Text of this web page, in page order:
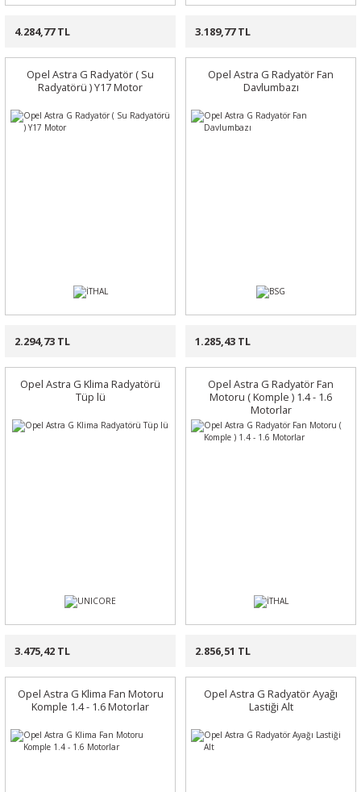
4.284,77 TL 3.189,77 TL
Opel Astra G Radyatör ( Su
Radyatörü ) Y17 Motor
2.294,73 TL
Opel Astra G Radyatör Fan
Davlumbazı
1.285,43 TL
Opel Astra G Klima Radyatörü
Tüp lü
3.475,42 TL
Opel Astra G Radyatör Fan
Motoru ( Komple ) 1.4 - 1.6
Motorlar
2.856,51 TL
Opel Astra G Klima Fan Motoru
Komple 1.4 - 1.6 Motorlar
Opel Astra G Radyatör Ayağı
Lastiği Alt